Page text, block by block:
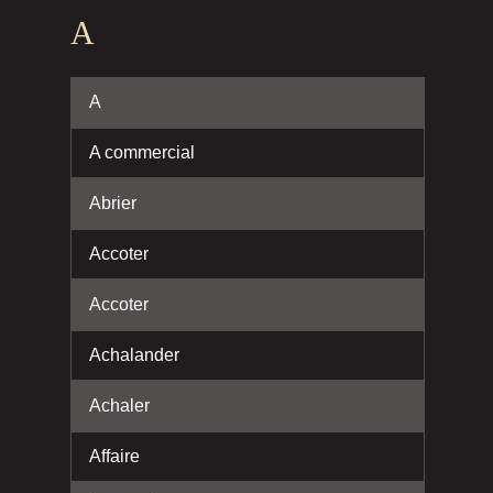
A
A
A commercial
Abrier
Accoter
Accoter
Achalander
Achaler
Affaire